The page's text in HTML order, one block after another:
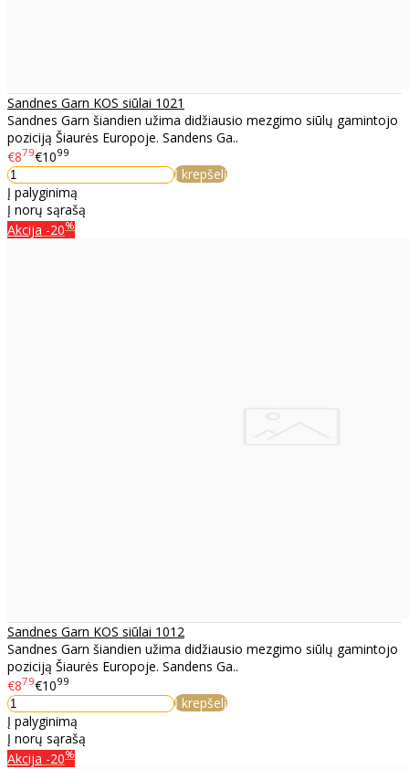
Sandnes Garn KOS siūlai 1021
Sandnes Garn šiandien užima didžiausio mezgimo siūlų gamintojo
poziciją Šiaurės Europoje. Sandens Ga..
€879€1099
Į krepšelį
Į palyginimą
Į norų sąrašą
Akcija -20%
Sandnes Garn KOS siūlai 1012
Sandnes Garn šiandien užima didžiausio mezgimo siūlų gamintojo
poziciją Šiaurės Europoje. Sandens Ga..
€879€1099
Į krepšelį
Į palyginimą
Į norų sąrašą
Akcija -20%